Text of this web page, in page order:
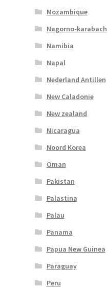
Mozambique
Nagorno-karabach
Namibia
Napal
Nederland Antillen
New Caladonie
New zealand
Nicaragua
Noord Korea
Oman
Pakistan
Palastina
Palau
Panama
Papua New Guinea
Paraguay
Peru